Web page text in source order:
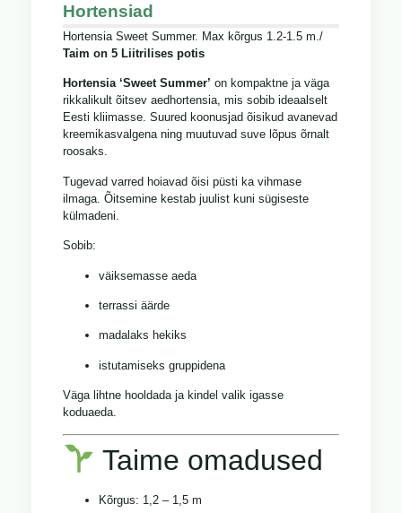
Hortensiad
Hortensia Sweet Summer. Max kõrgus 1.2-1.5 m./
Taim on 5 Liitrilises potis
Hortensia ‘Sweet Summer’ on kompaktne ja väga
rikkalikult õitsev aedhortensia, mis sobib ideaalselt
Eesti kliimasse. Suured koonusjad õisikud avanevad
kreemikasvalgena ning muutuvad suve lõpus õrnalt
roosaks.
Tugevad varred hoiavad õisi püsti ka vihmase
ilmaga. Õitsemine kestab juulist kuni sügiseste
külmadeni.
Sobib:
väiksemasse aeda
terrassi äärde
madalaks hekiks
istutamiseks gruppidena
Väga lihtne hooldada ja kindel valik igasse
koduaeda.
Taime omadused
Kõrgus: 1,2 – 1,5 m